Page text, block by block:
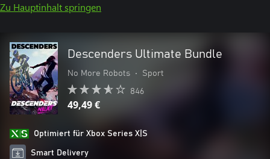
Zu Hauptinhalt springen
Descenders Ultimate Bundle
No More Robots • Sport
846
49,49 €
Optimiert für Xbox Series X|S
Smart Delivery